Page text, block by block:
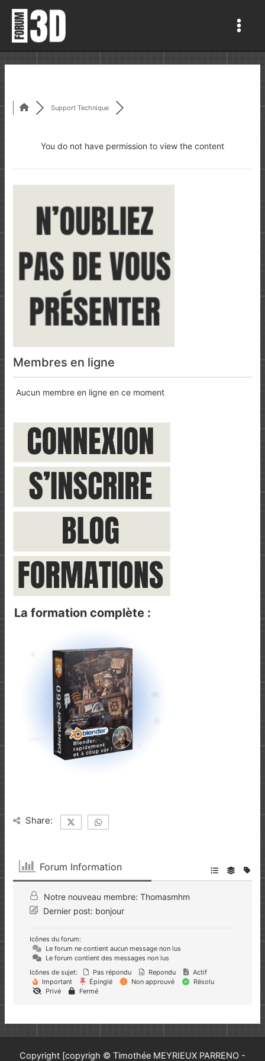
Aller
contenu
Main
Support Technique
You do not have permission to view the content
Membres en ligne
Aucun membre en ligne en ce moment
La formation complète :
Share:
Forum Information
Notre nouveau membre:Thomasmhm
Dernier post: bonjour
Icônes du forum:
Le forum ne contient aucun message non lus
Le forum contient des messages non lus
Icônes de sujet:
Pas répondu Repondu
Actif
Important
Épinglé Non approuvé
Résolu
Privé
Fermé
Copyright [copyrigh © Timothée MEYRIEUX PARRENO -